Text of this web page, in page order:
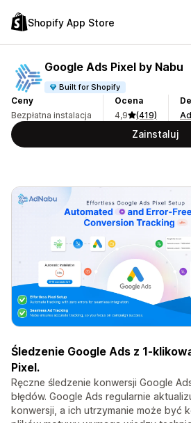
Shopify App Store
Google Ads Pixel by Nabu
Built for Shopify
Ceny
Bezpłatna instalacja
Ocena
4,9
(419)
Zainstaluj
Śledzenie Google Ads z 1-
Pixel.
Ręczne śledzenie konwersji Google
błędów. Google Ads regularnie
konwersji, a ich utrzymanie może być